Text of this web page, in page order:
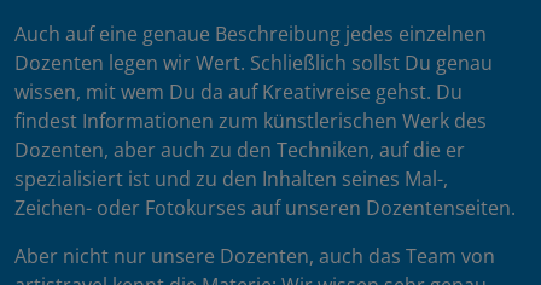
Auch auf eine genaue Beschreibung jedes einzelnen
Dozenten legen wir Wert. Schließlich sollst Du genau
wissen, mit wem Du da auf Kreativreise gehst. Du
findest Informationen zum künstlerischen Werk des
Dozenten, aber auch zu den Techniken, auf die er
spezialisiert ist und zu den Inhalten seines Mal-,
Zeichen- oder Fotokurses auf unseren Dozentenseiten.
Aber nicht nur unsere Dozenten, auch das Team von